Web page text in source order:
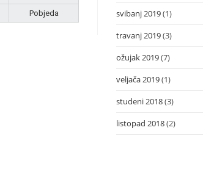
Pobjeda
svibanj 2019(1)
travanj 2019(3)
ožujak 2019(7)
veljača 2019(1)
studeni 2018(3)
listopad 2018(2)